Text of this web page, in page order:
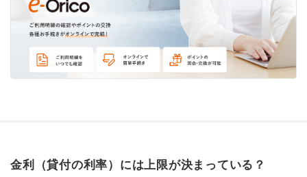
金利（貸付の利率）には上限が決まっている？